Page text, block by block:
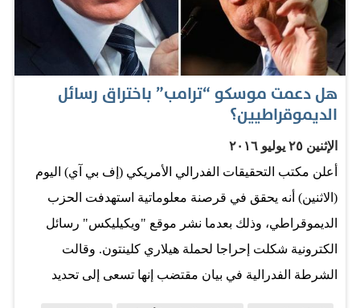
بتأكيده على أن هدفه الأساسي، هو ببساطة هزيمة كلينتون في
الانتخابات الرئاسية في الثامن من نوفمبر (تشرين الثاني)
المقبل. ولكن عندما هتف الحشد هذا الشعار في كولورادو
سبرنجز، تغاضي ترامب أخيراً عن ذلك، وقال: "بدأت اتفق
معكم بصراحة. السيد المهذب لم يعد موجوداً". وغير لهجته في
دنفر فيما بعد عندما سمع هذا الهتاف. وقال: "بأمانة أقول لكم
ما سأفعله بدلاً من ذلك هو مجرد هزيمتها في الثامن من
نوفمبر في الانتخابات.ستكون في كارثة". المصدر: عكاظ
هل دعمت موسكو “ترامب” باختراق رسائل
الديموقراطيين؟
الإثنين ٢٥ يوليو ٢٠١٦
أعلن مكتب التحقيقات الفدرالي الأمريكي (إف بي آي) اليوم
(الاثنين) أنه يحقق في قرصنة معلوماتية استهدفت الحزب
الديموقراطي، وذلك بعدما نشر موقع "ويكيليكس" رسائل
الكترونية شكلت إحراجا لحملة هيلاري كلينتون. وقالت
الشرطة الفدرالية في بيان مقتضب إنها تسعى إلى تحديد